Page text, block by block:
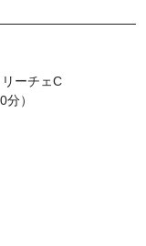
ーチェC
）